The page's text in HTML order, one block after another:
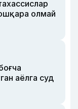
олмай
аёлга суд